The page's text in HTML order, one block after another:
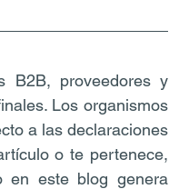
B2B, proveedores y
Los organismos
a las declaraciones
o te pertenece,
en este blog genera